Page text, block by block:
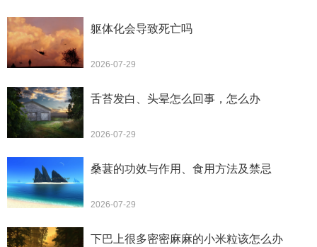
躯体化会导致死亡吗
2026-07-29
舌苔发白、头晕怎么回事，怎么办
2026-07-29
桑葚的功效与作用、食用方法及禁忌
2026-07-29
下巴上很多密密麻麻的小米粒该怎么办